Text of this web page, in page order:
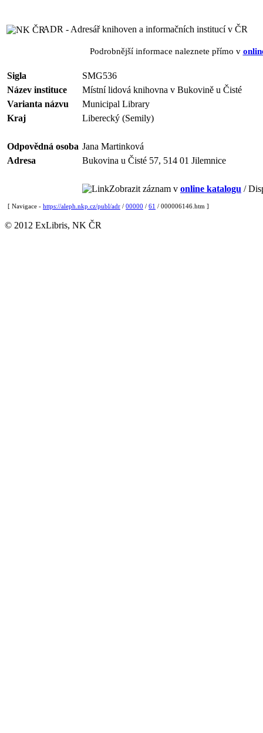
ADR - Adresář knihoven a informačních institucí v ČR
Podrobnější informace naleznete přímo v
Sigla
SMG536
Název instituce
Místní lidová knihovna v Bukovině u Čisté
Varianta názvu
Municipal Library
Kraj
Liberecký (Semily)
Odpovědná osoba Jana Martinková
Adresa
Bukovina u Čisté 57, 514 01 Jilemnice
Zobrazit záznam v online katalogu /
[ Navigace - https://aleph.nkp.cz/publ/adr / 00000 / 61 / 000006146.htm ]
© 2012 ExLibris, NK ČR